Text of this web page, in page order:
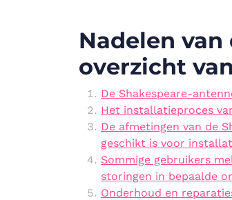
Nadelen van
overzicht
De Shakespeare-
Het installatieproces
De afmetingen van de
geschikt is voor
Sommige gebruikers
storingen in bepaalde
Onderhoud en